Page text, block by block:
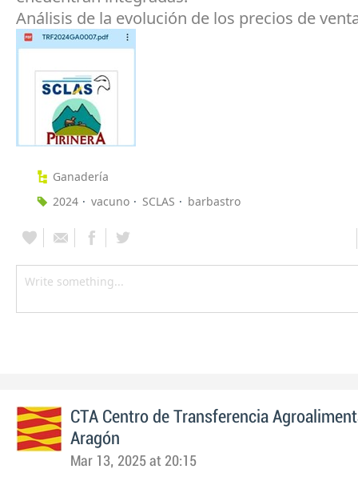
Análisis de la evolución de los precios de
Ganadería
2024
vacuno SCLAS barbastro
CTA Centro de Transferencia
Aragón
Mar 13, 2025 at 20:15